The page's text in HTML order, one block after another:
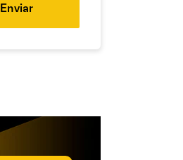
Enviar